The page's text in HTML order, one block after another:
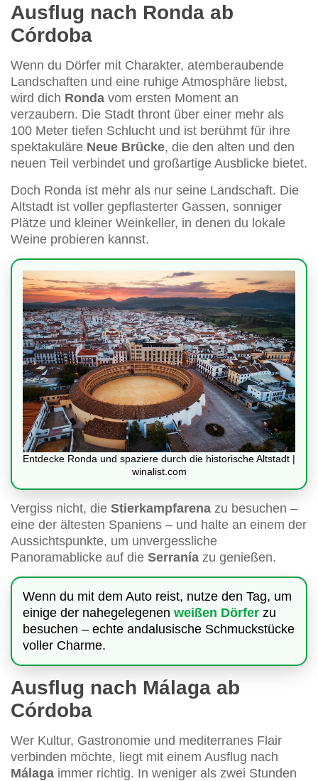
Ausflug nach Ronda ab
Córdoba
Wenn du Dörfer mit Charakter, atemberaubende
Landschaften und eine ruhige Atmosphäre liebst,
wird dich Ronda vom ersten Moment an
verzaubern. Die Stadt thront über einer mehr als
100 Meter tiefen Schlucht und ist berühmt für ihre
spektakuläre Neue Brücke, die den alten und den
neuen Teil verbindet und großartige Ausblicke bietet.
Doch Ronda ist mehr als nur seine Landschaft. Die
Altstadt ist voller gepflasterter Gassen, sonniger
Plätze und kleiner Weinkeller, in denen du lokale
Weine probieren kannst.
Entdecke Ronda und spaziere durch die historische Altstadt |
winalist.com
Vergiss nicht, die Stierkampfarena zu besuchen –
eine der ältesten Spaniens – und halte an einem der
Aussichtspunkte, um unvergessliche
Panoramablicke auf die Serranía zu genießen.
Wenn du mit dem Auto reist, nutze den Tag, um
einige der nahegelegenen weißen Dörfer zu
besuchen – echte andalusische Schmuckstücke
voller Charme.
Ausflug nach Málaga ab
Córdoba
Wer Kultur, Gastronomie und mediterranes Flair
verbinden möchte, liegt mit einem Ausflug nach
Málaga immer richtig. In weniger als zwei Stunden